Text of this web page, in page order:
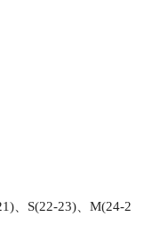
、S(22-23)、M(24-2